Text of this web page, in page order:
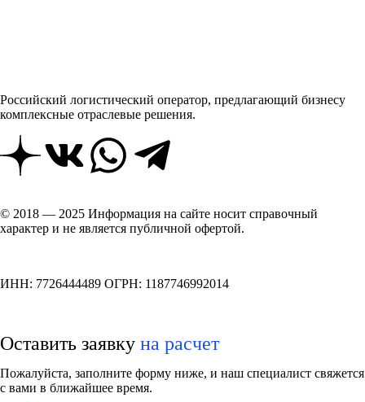
Российский логистический оператор, предлагающий бизнесу
комплексные отраслевые решения.
© 2018 — 2025 Информация на сайте носит справочный
характер и не является публичной офертой.
ИНН: 7726444489 ОГРН: 1187746992014
Оставить заявку на расчет
Пожалуйста, заполните форму ниже, и наш специалист свяжется
с вами в ближайшее время.